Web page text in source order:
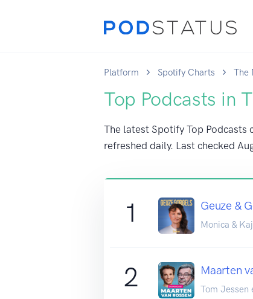
Platform Spotify Charts The
Top Podcasts in
The latest Spotify Top
refreshed daily. Last checked
1 Geuze &
Monica &
2 Maarten
Tom Jessen